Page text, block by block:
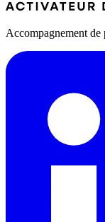
Accompagnement